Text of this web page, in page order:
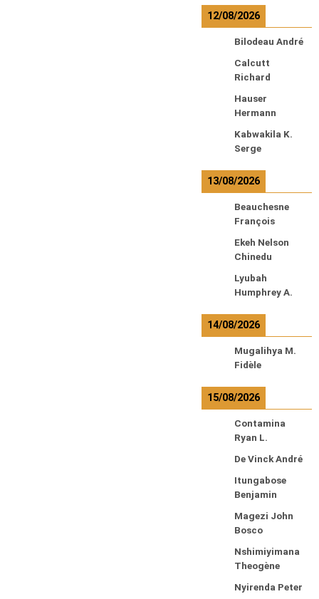
12/08/2026
Bilodeau André
Calcutt
Richard
Hauser
Hermann
Kabwakila K.
Serge
13/08/2026
Beauchesne
François
Ekeh Nelson
Chinedu
Lyubah
Humphrey A.
14/08/2026
Mugalihya M.
Fidèle
15/08/2026
Contamina
Ryan L.
De Vinck André
Itungabose
Benjamin
Magezi John
Bosco
Nshimiyimana
Theogène
Nyirenda Peter